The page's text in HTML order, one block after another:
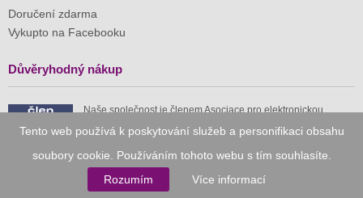
Tento web používá k poskytování služeb a personifikaci obsahu
soubory cookie. Používáním tohoto webu s tím souhlasíte.
Rozumím
Více informací
Doručení zdarma
Vykupto na Facebooku
Důvěryhodný nákup
Naše společnost je členem Asociace pro elektronickou